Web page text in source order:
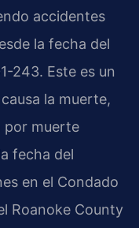
accidentes
la fecha del
243. Este es un
la muerte,
por muerte
fecha del
en el Condado
Roanoke County